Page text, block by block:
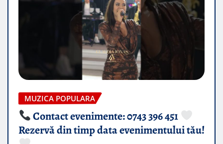
MUZICA POPULARA
Contact evenimente: 0743 396 451
Rezervă din timp data evenimentului tău!